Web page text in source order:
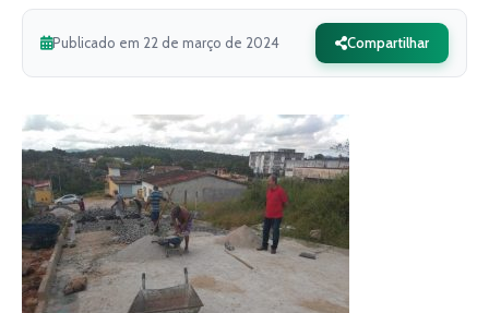
Publicado em 22 de março de 2024 Compartilhar